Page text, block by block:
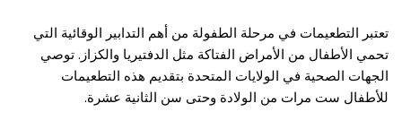
تعتبر التطعيمات في مرحلة الطفولة من أهم التدابير الوقائية التي
تحمي الأطفال من الأمراض الفتاكة مثل الدفتيريا والكزاز. توصي
الجهات الصحية في الولايات المتحدة بتقديم هذه التطعيمات
للأطفال ست مرات من الولادة وحتى سن الثانية عشرة.